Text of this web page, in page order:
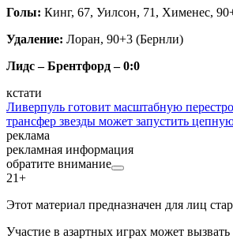
Голы: Кинг, 67, Уилсон, 71, Хименес,
Удаление: Лоран, 90+3 (Бернли)
Лидс – Брентфорд – 0:0
кстати
Ливерпуль готовит масштабную
трансфер звезды может запустить
реклама
рекламная информация
обратите внимание
21+
Этот материал предназначен для лиц
Участие в азартных играх может